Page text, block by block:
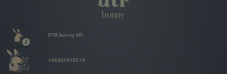
DTR bunny Kft.
+36307475074